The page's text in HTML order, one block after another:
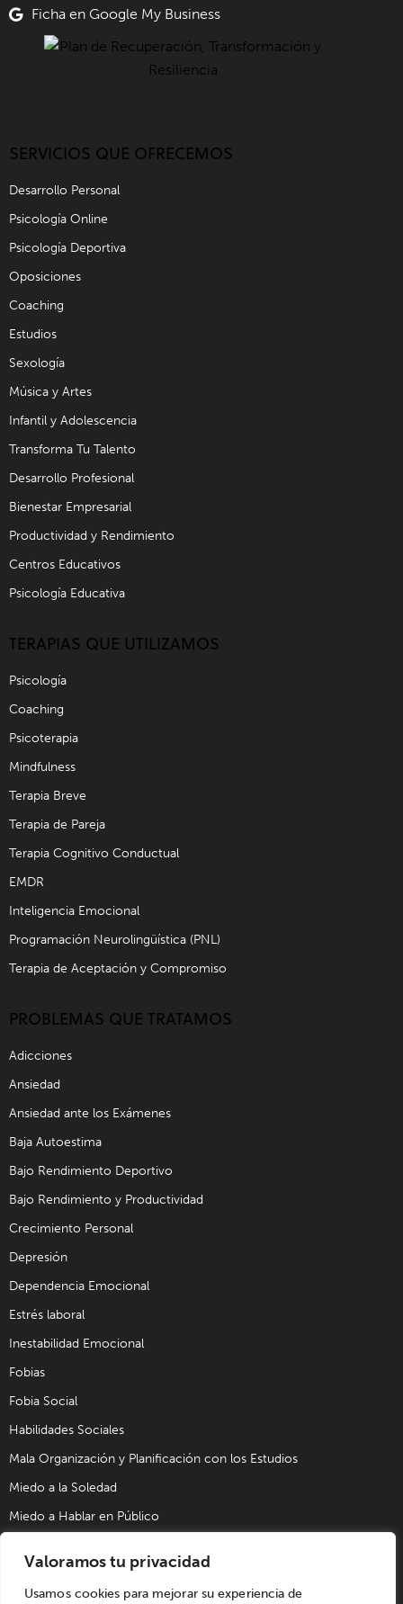
Valoramos tu privacidad
Usamos cookies para mejorar su experiencia de
Ficha en Google My Business
SERVICIOS QUE OFRECEMOS
Desarrollo Personal
Psicología Online
Psicología Deportiva
Oposiciones
Coaching
Estudios
Sexología
Música y Artes
Infantil y Adolescencia
Transforma Tu Talento
Desarrollo Profesional
Bienestar Empresarial
Productividad y Rendimiento
Centros Educativos
Psicología Educativa
TERAPIAS QUE UTILIZAMOS
Psicología
Coaching
Psicoterapia
Mindfulness
Terapia Breve
Terapia de Pareja
Terapia Cognitivo Conductual
EMDR
Inteligencia Emocional
Programación Neurolingüística (PNL)
Terapia de Aceptación y Compromiso
PROBLEMAS QUE TRATAMOS
Adicciones
Ansiedad
Ansiedad ante los Exámenes
Baja Autoestima
Bajo Rendimiento Deportivo
Bajo Rendimiento y Productividad
Crecimiento Personal
Depresión
Dependencia Emocional
Estrés laboral
Inestabilidad Emocional
Fobias
Fobia Social
Habilidades Sociales
Mala Organización y Planificación con los Estudios
Miedo a la Soledad
Miedo a Hablar en Público